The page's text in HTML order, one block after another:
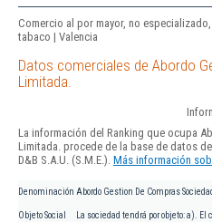
Comercio al por mayor, no
tabaco | Valencia
Datos comerciales de Abordo
Limitada.
La información del Ranking que ocupa
Limitada. procede de la base de datos
D&B S.A.U. (S.M.E.). Más información
Denominación Abordo Gestion De Compras
Objeto Social
La sociedad tendrá por objeto: a).